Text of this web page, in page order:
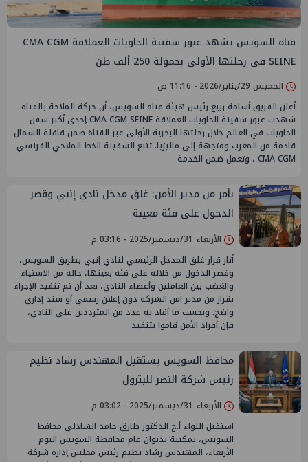
قناة السويس تشهد عبور سفينة الحاويات العملاقة CMA CGM
SEINE فى رحلتها الأولى بحمولة 250 ألف طن
الخميس 29/يناير/2026 - 11:16 ص
أعلن الفريق أسامة ربيع رئيس هيئة قناة السويس، أن حركة الملاحة بالقناة
شهدت عبور سفينة الحاويات العملاقة CMA CGM SEINE إحدى أكبر سفن
الحاويات في العالم خلال رحلتها البحرية الأولى عبر القناة ضمن قافلة الشمال
قادمة من المغرب ومتجهة إلى ماليزيا. تتبع السفينة الخط الملاحي الفرنسي
CMA CGM ، وتعمل ضمن الخدمة
بأمر من مدير الأمن: غلق مدخل نادي إنبي وقصر
الدخول على فئة معينة
الأربعاء 31/ديسمبر/2025 - 03:16 م
أثار قرار غلق المدخل الرئيسي لنادي إنبي بطريق السويس،
وقصر الدخول من خلاله على فئة بعينها، حالة من الاستياء
والغضب بين العاملين وأعضاء النادي، بعد أن تم تنفيذ الإجراء
بقرار من مدير امن الشركة دون إعلان رسمي أو سند إداري
واضح. وبحسب ما أفاد به عدد من المترددين على النادي،
فإن أفراد الأمن قاموا بتنفيذ
محافظ السويس يستقبل المهندس رشاد نظيم
رئيس شركة النصر للبترول
الأربعاء 31/ديسمبر/2025 - 03:02 م
استقبل اللواء أ.ح الدكتور طارق حامد الشاذلي محافظ
السويس، بمكتبة بديوان عام محافظة السويس اليوم
الأربعاء، المهندس رشاد نظيم رئيس مجلس إدارة شركة